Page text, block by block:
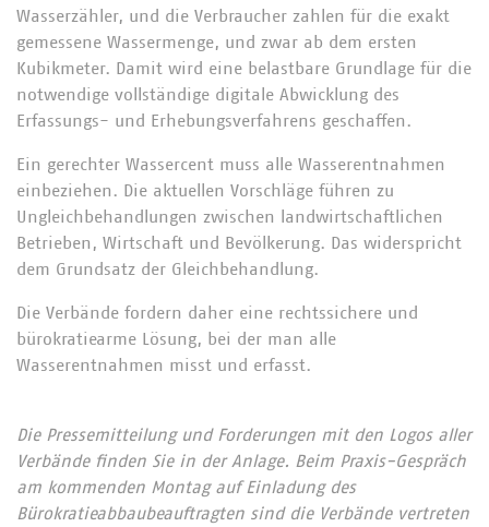
Wasserzähler, und die Verbraucher zahlen für die exakt
gemessene Wassermenge, und zwar ab dem ersten
Kubikmeter. Damit wird eine belastbare Grundlage für die
notwendige vollständige digitale Abwicklung des
Erfassungs- und Erhebungsverfahrens geschaffen.
Ein gerechter Wassercent muss alle Wasserentnahmen
einbeziehen. Die aktuellen Vorschläge führen zu
Ungleichbehandlungen zwischen landwirtschaftlichen
Betrieben, Wirtschaft und Bevölkerung. Das widerspricht
dem Grundsatz der Gleichbehandlung.
Die Verbände fordern daher eine rechtssichere und
bürokratiearme Lösung, bei der man alle
Wasserentnahmen misst und erfasst.
Die Pressemitteilung und Forderungen mit den Logos aller
Verbände finden Sie in der Anlage. Beim Praxis-Gespräch
am kommenden Montag auf Einladung des
Bürokratieabbaubeauftragten sind die Verbände vertreten